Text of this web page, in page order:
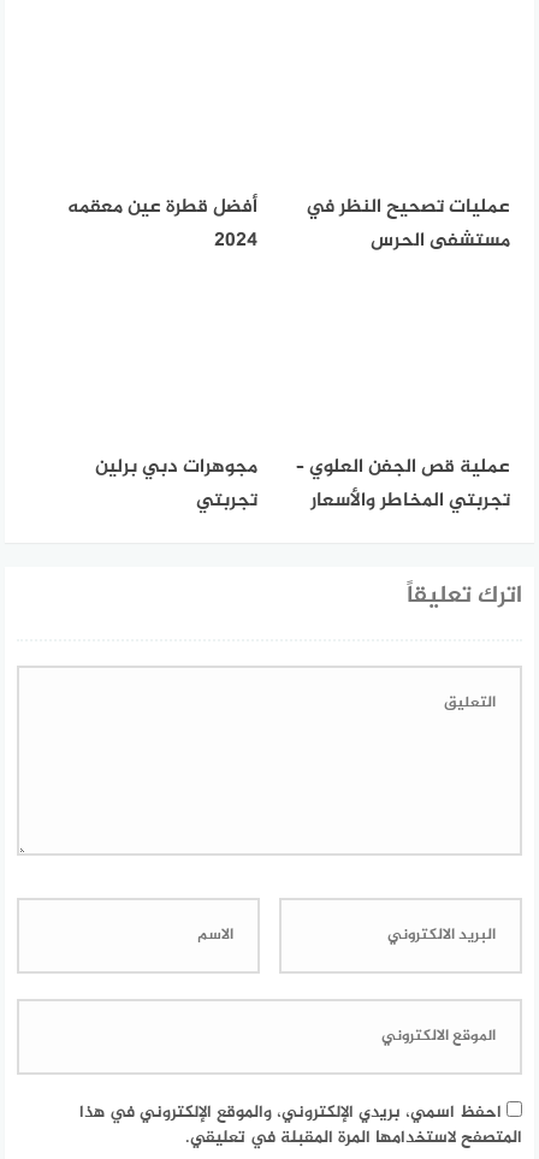
عمليات تصحيح النظر في
مستشفى الحرس
أفضل قطرة عين معقمه
2024
عملية قص الجفن العلوي –
تجربتي المخاطر والأسعار
مجوهرات دبي برلين
تجربتي
اترك تعليقاً
احفظ اسمي، بريدي الإلكتروني، والموقع الإلكتروني في هذا
المتصفح لاستخدامها المرة المقبلة في تعليقي.